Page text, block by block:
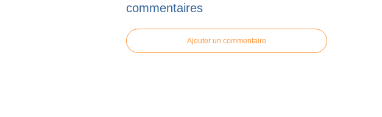
commentaires
Ajouter un commentaire